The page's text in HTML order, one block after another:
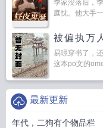
季家没落后，
庭忱。他大手
被偏执万
易璟穿书了，
这本po文的
最新更新
年代，二狗有个物品栏